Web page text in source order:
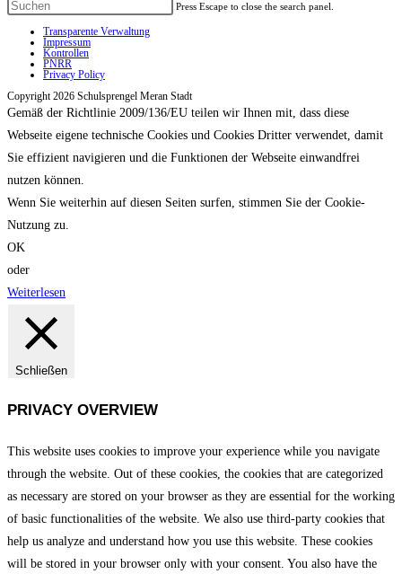
Press Escape to close the search panel.
Transparente Verwaltung
Impressum
Kontrollen
PNRR
Privacy Policy
Copyright 2026 Schulsprengel Meran Stadt
Gemäß der Richtlinie 2009/136/EU teilen wir Ihnen mit, dass diese
Webseite eigene technische Cookies und Cookies Dritter verwendet, damit
Sie effizient navigieren und die Funktionen der Webseite einwandfrei
nutzen können.
Wenn Sie weiterhin auf diesen Seiten surfen, stimmen Sie der Cookie-
Nutzung zu.
OK
oder
Weiterlesen
Schließen
PRIVACY OVERVIEW
This website uses cookies to improve your experience while you navigate
through the website. Out of these cookies, the cookies that are categorized
as necessary are stored on your browser as they are essential for the working
of basic functionalities of the website. We also use third-party cookies that
help us analyze and understand how you use this website. These cookies
will be stored in your browser only with your consent. You also have the